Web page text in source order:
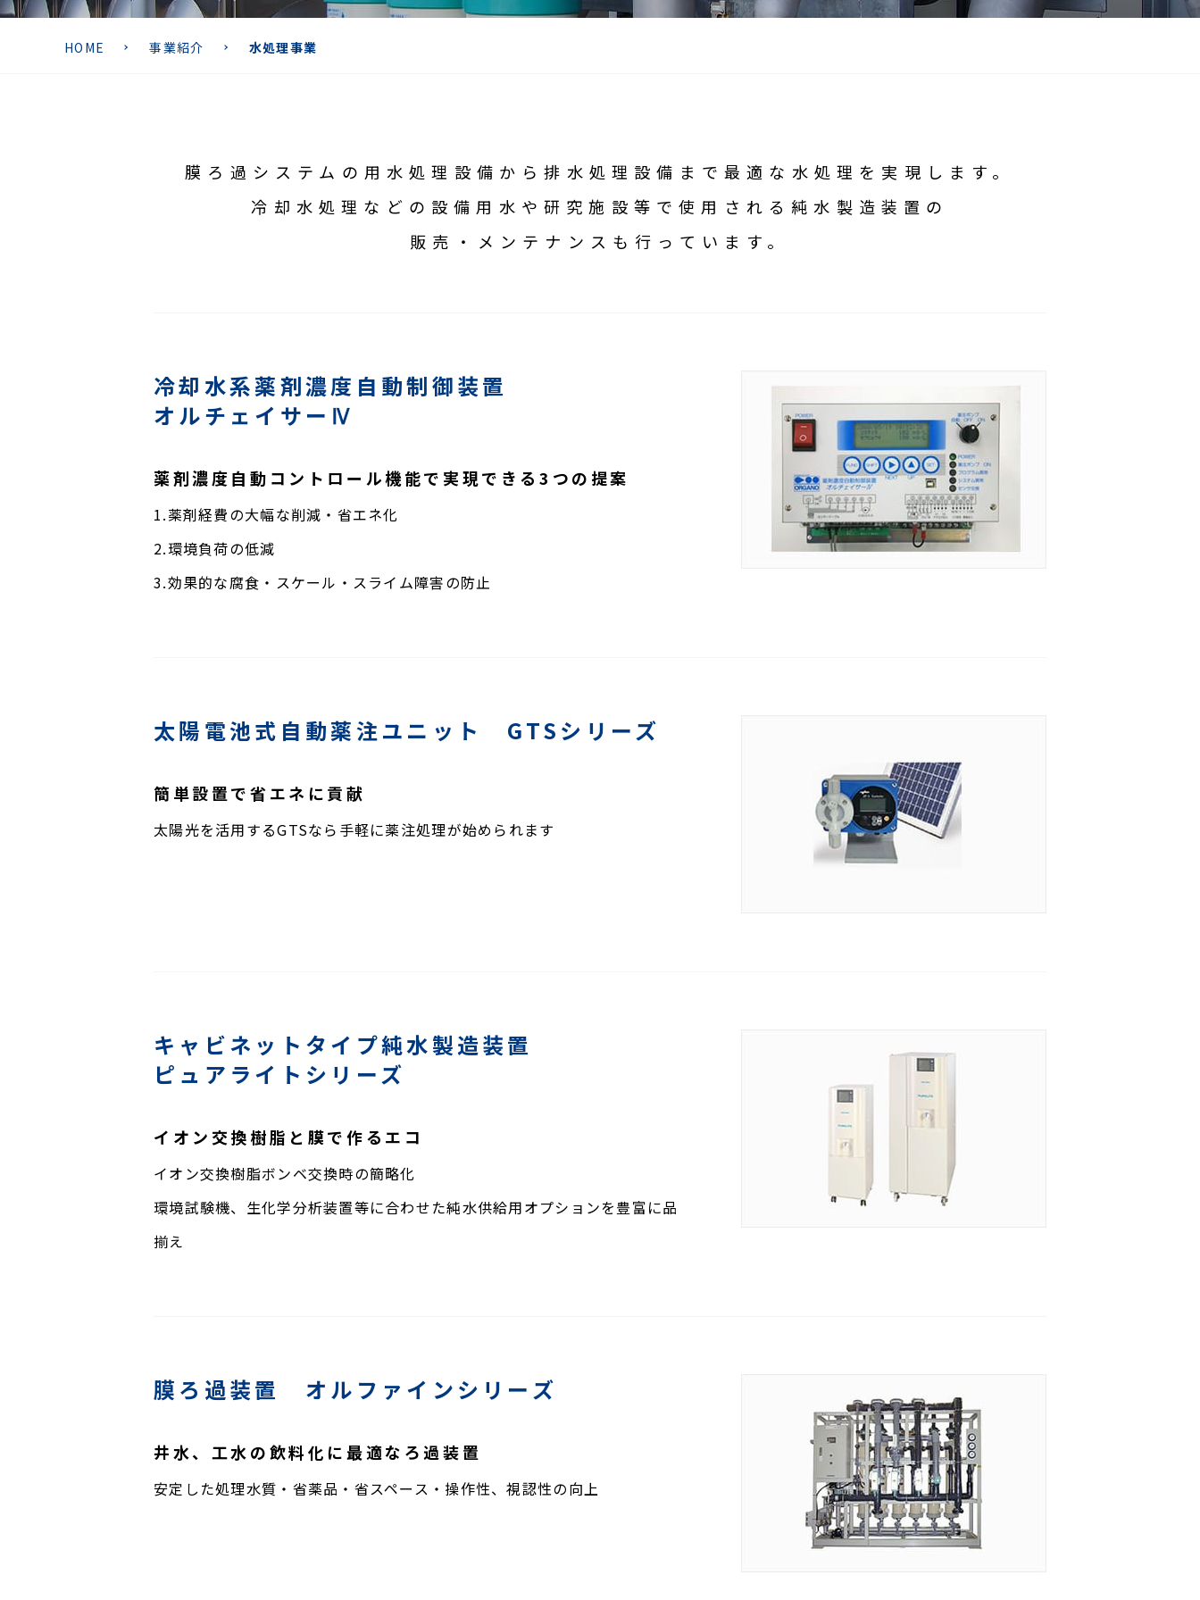
HOME 事業紹介 水処理事業
膜ろ過システムの用水処理設備から排水処理設備まで最適な水処理を実現します。
冷却水処理などの設備用水や研究施設等で使用される純水製造装置の
販売・メンテナンスも行っています。
冷却水系薬剤濃度自動制御装置
オルチェイサーⅣ
薬剤濃度自動コントロール機能で実現できる3つの提案
1.薬剤経費の大幅な削減・省エネ化
2.環境負荷の低減
3.効果的な腐食・スケール・スライム障害の防止
太陽電池式自動薬注ユニット GTSシリーズ
簡単設置で省エネに貢献
太陽光を活用するGTSなら手軽に薬注処理が始められます
キャビネットタイプ純水製造装置
ピュアライトシリーズ
イオン交換樹脂と膜で作るエコ
イオン交換樹脂ボンベ交換時の簡略化
環境試験機、生化学分析装置等に合わせた純水供給用オプションを豊富に品
揃え
膜ろ過装置 オルファインシリーズ
井水、工水の飲料化に最適なろ過装置
安定した処理水質・省薬品・省スペース・操作性、視認性の向上